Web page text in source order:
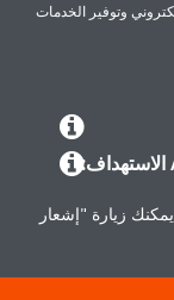
وتوفير الخدمات
الاستهداف:
زيارة "إشعار